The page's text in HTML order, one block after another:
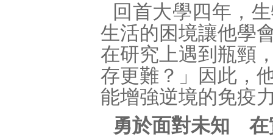
回首大學四年，
生活的困境讓他學
在研究上遇到瓶頸
存更難？」因此，
能增強逆境的免疫
勇於面對未知 在